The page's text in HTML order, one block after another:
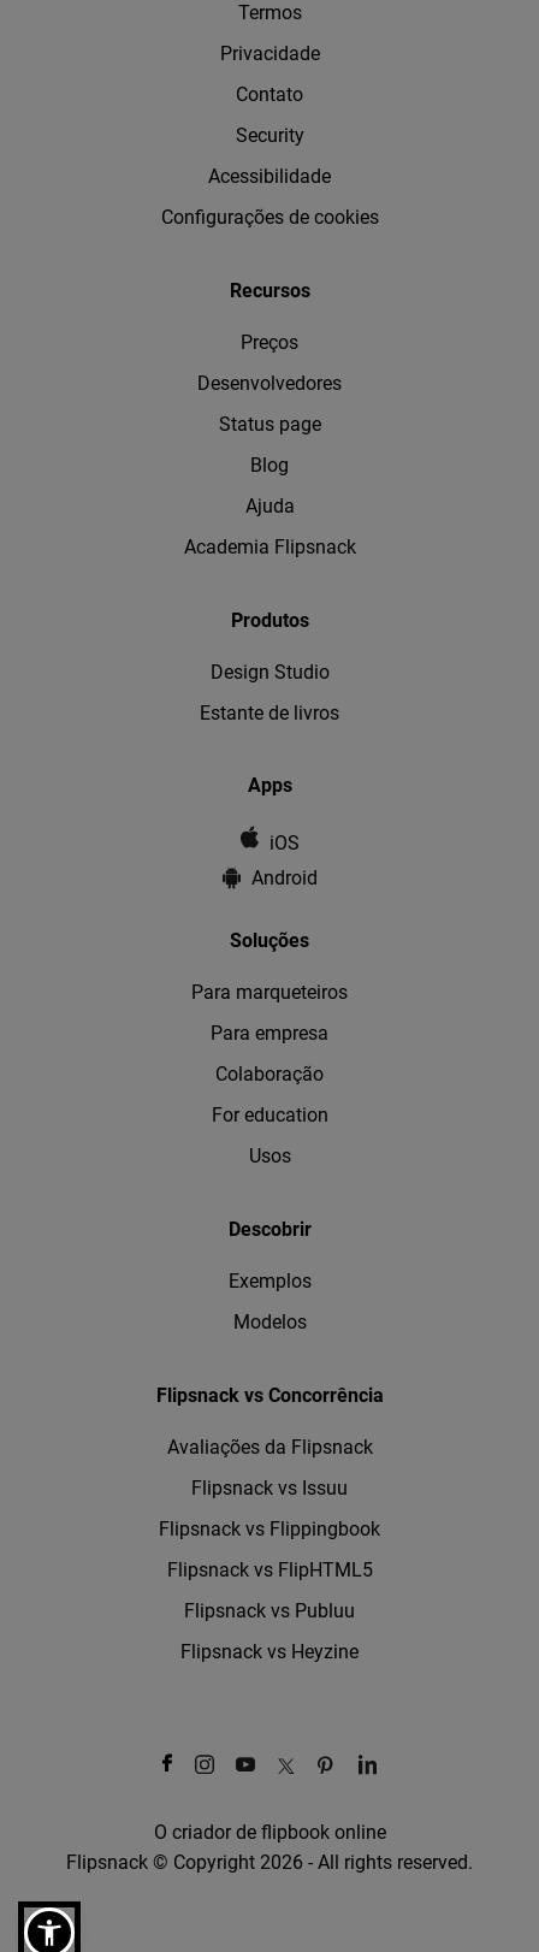
Termos
Privacidade
Contato
Security
Acessibilidade
Configurações de cookies
Recursos
Preços
Desenvolvedores
Status page
Blog
Ajuda
Academia Flipsnack
Produtos
Design Studio
Estante de livros
Apps
iOS
Android
Soluções
Para marqueteiros
Para empresa
Colaboração
For education
Usos
Descobrir
Exemplos
Modelos
Flipsnack vs Concorrência
Avaliações da Flipsnack
Flipsnack vs Issuu
Flipsnack vs Flippingbook
Flipsnack vs FlipHTML5
Flipsnack vs Publuu
Flipsnack vs Heyzine
O criador de flipbook online
Flipsnack © Copyright 2026 - All rights reserved.